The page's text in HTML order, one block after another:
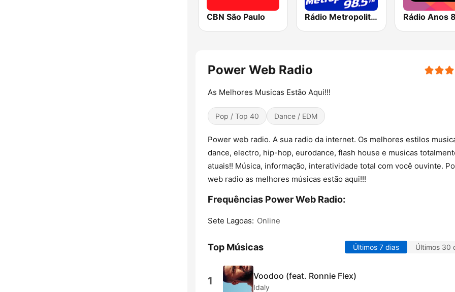
CBN São Paulo Rádio Metropolitana 98.5 FM Rádio Anos
Power Web Radio
As Melhores Musicas Estão Aqui!!!
Pop / Top 40 Dance / EDM
Power web radio. A sua radio da internet. Os melhores estilos
dance, electro, hip-hop, eurodance, flash house e musicas
atuais!! Música, informação, interatividade total com você ouvinte.
web radio as melhores músicas estão aqui!!!
Frequências Power Web Radio:
Sete Lagoas: Online
Top Músicas Últimos 7 dias Últimos 30
1 Voodoo (feat. Ronnie Flex)
Idaly